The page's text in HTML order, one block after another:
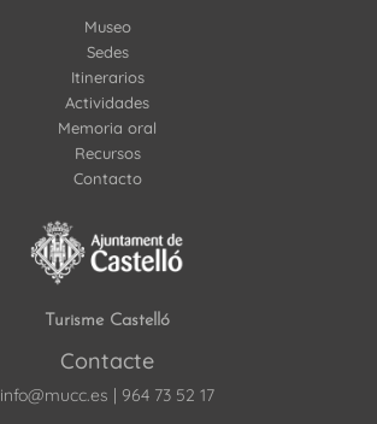
Museo
Sedes
Itinerarios
Actividades
Memoria oral
Recursos
Contacto
Turisme Castelló
Contacte
info@mucc.es | 964 73 52 17